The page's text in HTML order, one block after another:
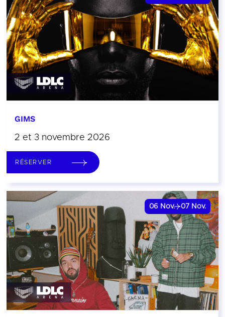
GIMS
2 et 3 novembre 2026
RÉSERVER
06 Nov. 07 Nov.